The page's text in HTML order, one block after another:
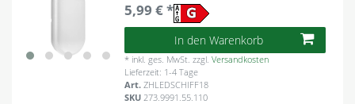
5,99 € *
In den Warenkorb
* inkl. ges. MwSt. zzgl.Versandkosten
Lieferzeit: 1-4 Tage
Art.ZHLEDSCHIFF18
SKU 273.9991.55.110